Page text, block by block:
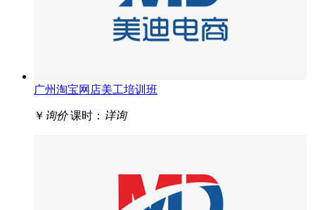
广州淘宝网店美工培训班
￥ 询价 课时： 详询